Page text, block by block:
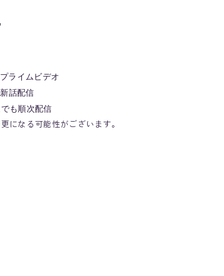
ライムビデオ
話配信
も順次配信
になる可能性がございます。